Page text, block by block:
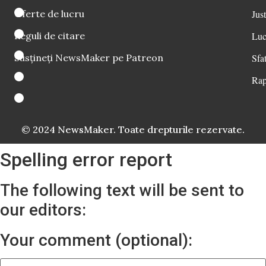
Oferte de lucru
Reguli de citare
Susțineți NewsMaker pe Patreon
© 2024 NewsMaker. Toate drepturile rezervate.
Spelling error report
The following text will be sent to
our editors:
Your comment (optional):